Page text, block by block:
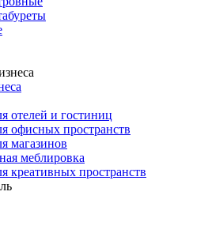
отелей и гостиниц
офисных пространств
магазинов
меблировка
креативных пространств